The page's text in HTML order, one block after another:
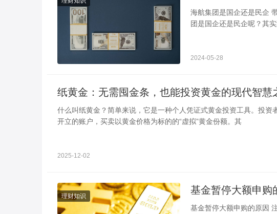
海航集团是国企还是民企 带你详细的了解 海航集团最近受到很多人的关注，那么海航集
团是国企还是民企呢？其
2024-05-28
纸黄金：无需囤金条，也能投资黄金的现代智慧
什么叫纸黄金？简单来说，它是一种个人凭证式黄金投资工具。投
开立的账户，买卖以黄金价格为标的的“虚拟”黄金份额。其
2025-12-02
理财知识
基金暂停大额申购的原因 注意这两点就可以 投资基金时需要了解各种术语的含义，那么